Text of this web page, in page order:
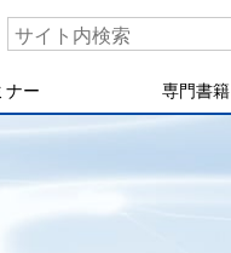
ナー 専門書籍